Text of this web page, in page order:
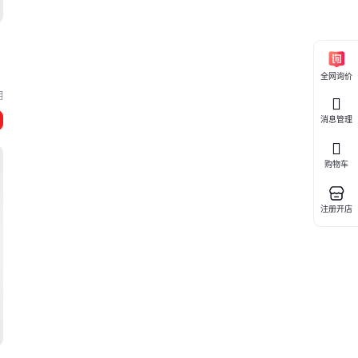
全网询价
消息管理
购物车
注册开店